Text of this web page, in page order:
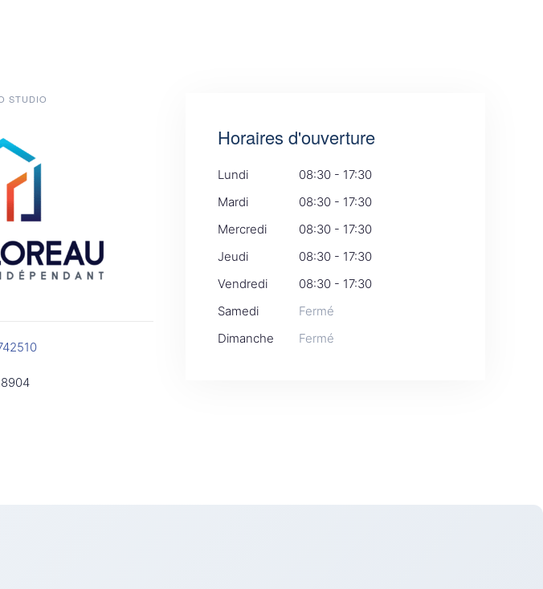
STUDIO
Horaires d'ouverture
Lundi
08:30 - 17:30
Mardi
08:30 - 17:30
Mercredi
08:30 - 17:30
Jeudi
08:30 - 17:30
Vendredi
08:30 - 17:30
Samedi
Fermé
Dimanche
Fermé